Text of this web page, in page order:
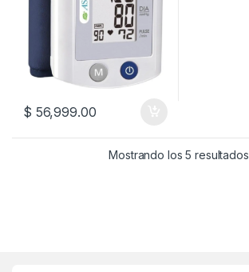
$ 56,999.00
Mostrando los 5 resultados